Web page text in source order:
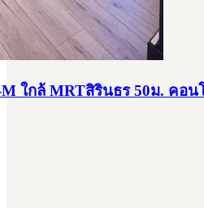
ใกล้ MRTสิรินธร 50ม. คอ